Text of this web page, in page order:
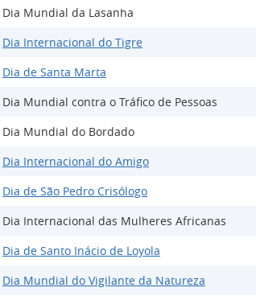
Dia Mundial da Lasanha
Dia Internacional do Tigre
Dia de Santa Marta
Dia Mundial contra o Tráfico de Pessoas
Dia Mundial do Bordado
Dia Internacional do Amigo
Dia de São Pedro Crisólogo
Dia Internacional das Mulheres Africanas
Dia de Santo Inácio de Loyola
Dia Mundial do Vigilante da Natureza